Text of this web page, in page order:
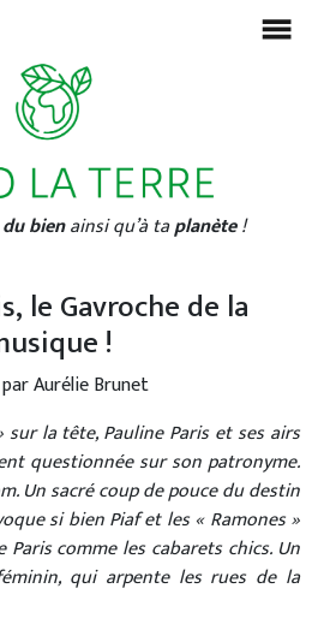
du bienainsi qu’à taplanète!
le Gavroche de la
!
Aurélie Brunet
sur la tête, Pauline Paris et ses airs
questionnée sur son patronyme.
Un sacré coup de pouce du destin
si bien Piaf et les « Ramones »
comme les cabarets chics. Un
qui arpente les rues de la